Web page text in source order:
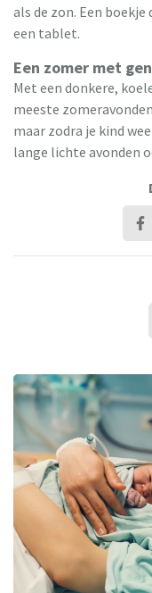
als de zon. Een
een tablet.
Een zomer met
Met een donkere,
meeste
maar zodra je kind
lange lichte avonden